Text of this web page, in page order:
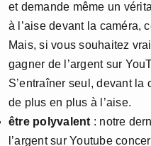
et demande même un
à l’aise devant la caméra,
Mais, si vous souhaitez
gagner de l’argent sur
S’entraîner seul, devant la
de plus en plus à l’aise.
être polyvalent : notre
l’argent sur Youtube